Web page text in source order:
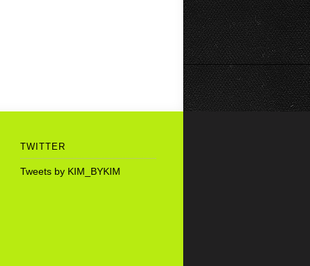
TWITTER
Tweets by KIM_BYKIM